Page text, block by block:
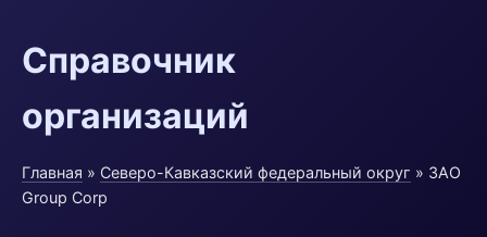
Справочник
организаций
Главная » Северо-Кавказский федеральный округ » ЗАО
Group Corp